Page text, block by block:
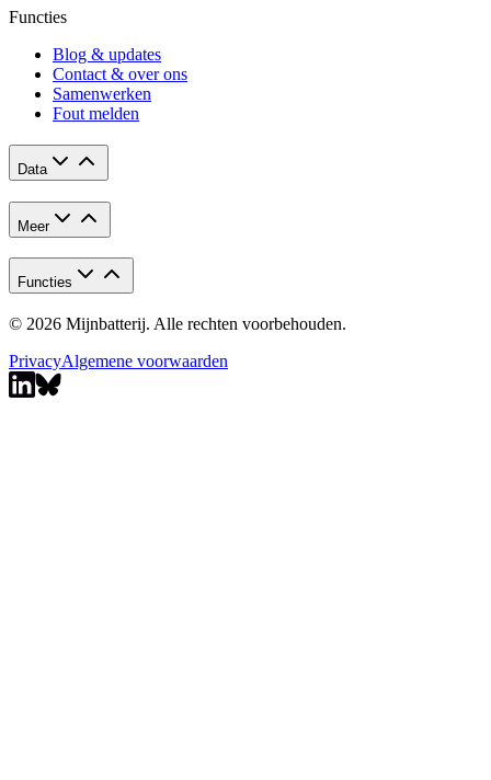
Functies
Blog & updates
Contact & over ons
Samenwerken
Fout melden
Data
Meer
Functies
© 2026 Mijnbatterij. Alle rechten voorbehouden.
PrivacyAlgemene voorwaarden